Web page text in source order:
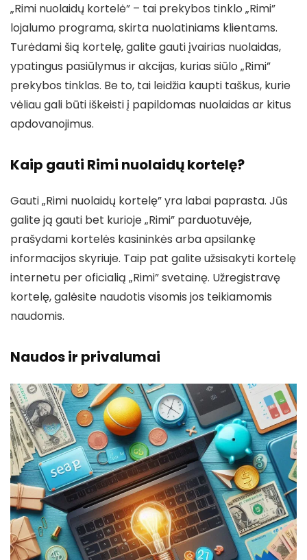
„Rimi nuolaidų kortelė” – tai prekybos tinklo „Rimi”
lojalumo programa, skirta nuolatiniams klientams.
Turėdami šią kortelę, galite gauti įvairias nuolaidas,
ypatingus pasiūlymus ir akcijas, kurias siūlo „Rimi”
prekybos tinklas. Be to, tai leidžia kaupti taškus, kurie
vėliau gali būti iškeisti į papildomas nuolaidas ar kitus
apdovanojimus.
Kaip gauti Rimi nuolaidų kortelę?
Gauti „Rimi nuolaidų kortelę” yra labai paprasta. Jūs
galite ją gauti bet kurioje „Rimi” parduotuvėje,
prašydami kortelės kasininkės arba apsilankę
informacijos skyriuje. Taip pat galite užsisakyti kortelę
internetu per oficialią „Rimi” svetainę. Užregistravę
kortelę, galėsite naudotis visomis jos teikiamomis
naudomis.
Naudos ir privalumai